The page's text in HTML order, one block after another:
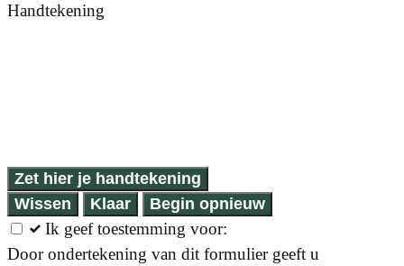
Handtekening
Zet hier je handtekening
Wissen
Klaar Begin opnieuw
Ik geef toestemming voor:
Door ondertekening van dit formulier geeft u